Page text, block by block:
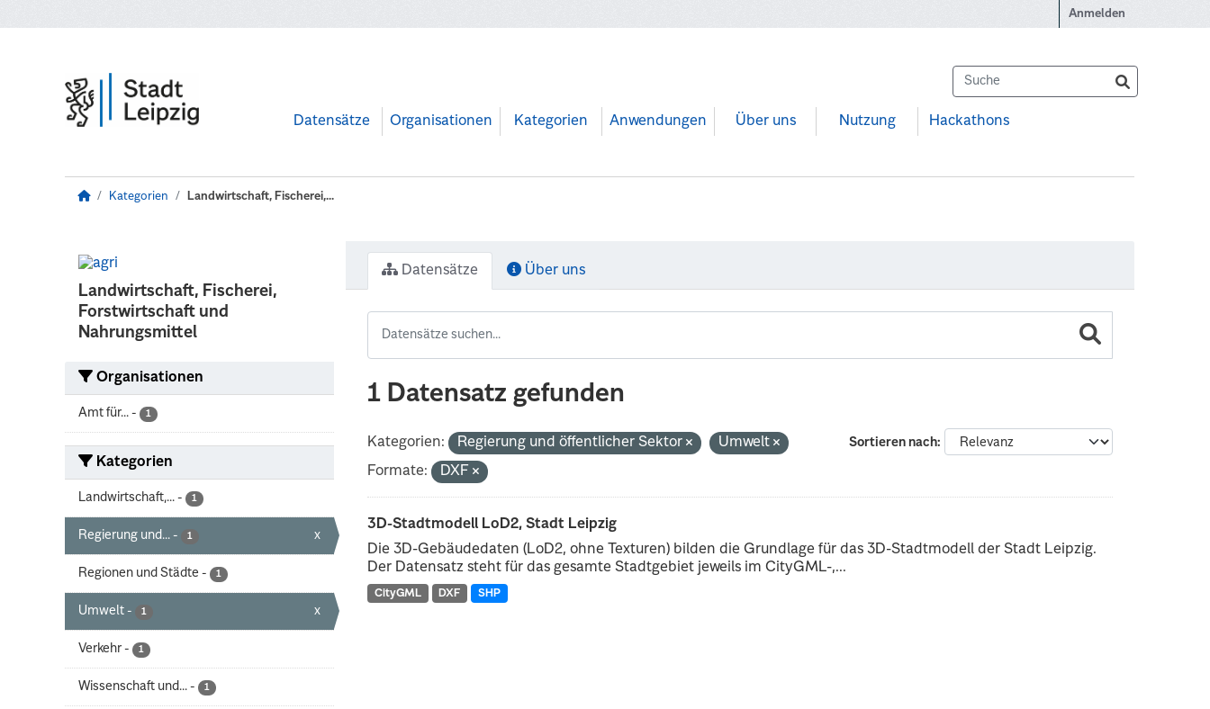
Anmelden
Datensätze Organisationen Kategorien Anwendungen Über uns Nutzung Hackathons
Kategorien Landwirtschaft, Fischerei,...
Landwirtschaft, Fischerei,
Forstwirtschaft und
Nahrungsmittel
Organisationen
Amt für... - 1
Kategorien
Landwirtschaft,... - 1
Regierung und... - 1 x
Regionen und Städte - 1
Umwelt - 1 x
Verkehr - 1
Wissenschaft und... - 1
Datensätze Über uns
1 Datensatz gefunden
Sortieren nach
Kategorien: Regierung und öffentlicher Sektor
Umwelt
Formate:
DXF
3D-Stadtmodell LoD2, Stadt Leipzig
Die 3D-Gebäudedaten (LoD2, ohne Texturen) bilden die Grundlage für das 3D-Stadtmodell der Stadt Leipzig.
Der Datensatz steht für das gesamte Stadtgebiet jeweils im CityGML-,...
CityGML DXF SHP